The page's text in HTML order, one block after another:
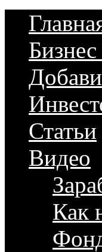
Статьи
Видео
Как